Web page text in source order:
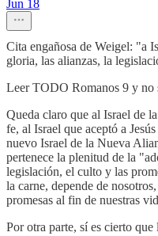
Jun 18
Cita engañosa de Weigel: "a
gloria, las alianzas, la
Leer TODO Romanos 9 y no
Queda claro que al Israel de
fe, al Israel que aceptó a
nuevo Israel de la Nueva
pertenece la plenitud de la
legislación, el culto y las
la carne, depende de
promesas al fin de nuestras
Por otra parte, sí es cierto